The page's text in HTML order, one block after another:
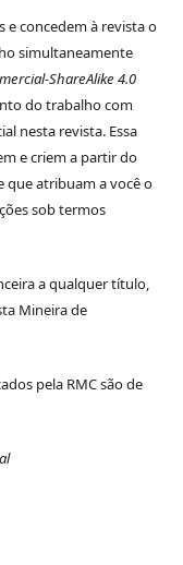
concedem à revista o
simultaneamente
ShareAlike 4.0
do trabalho com
nesta revista. Essa
e criem a partir do
que atribuam a você o
sob termos
a qualquer título,
Mineira de
pela RMC são de